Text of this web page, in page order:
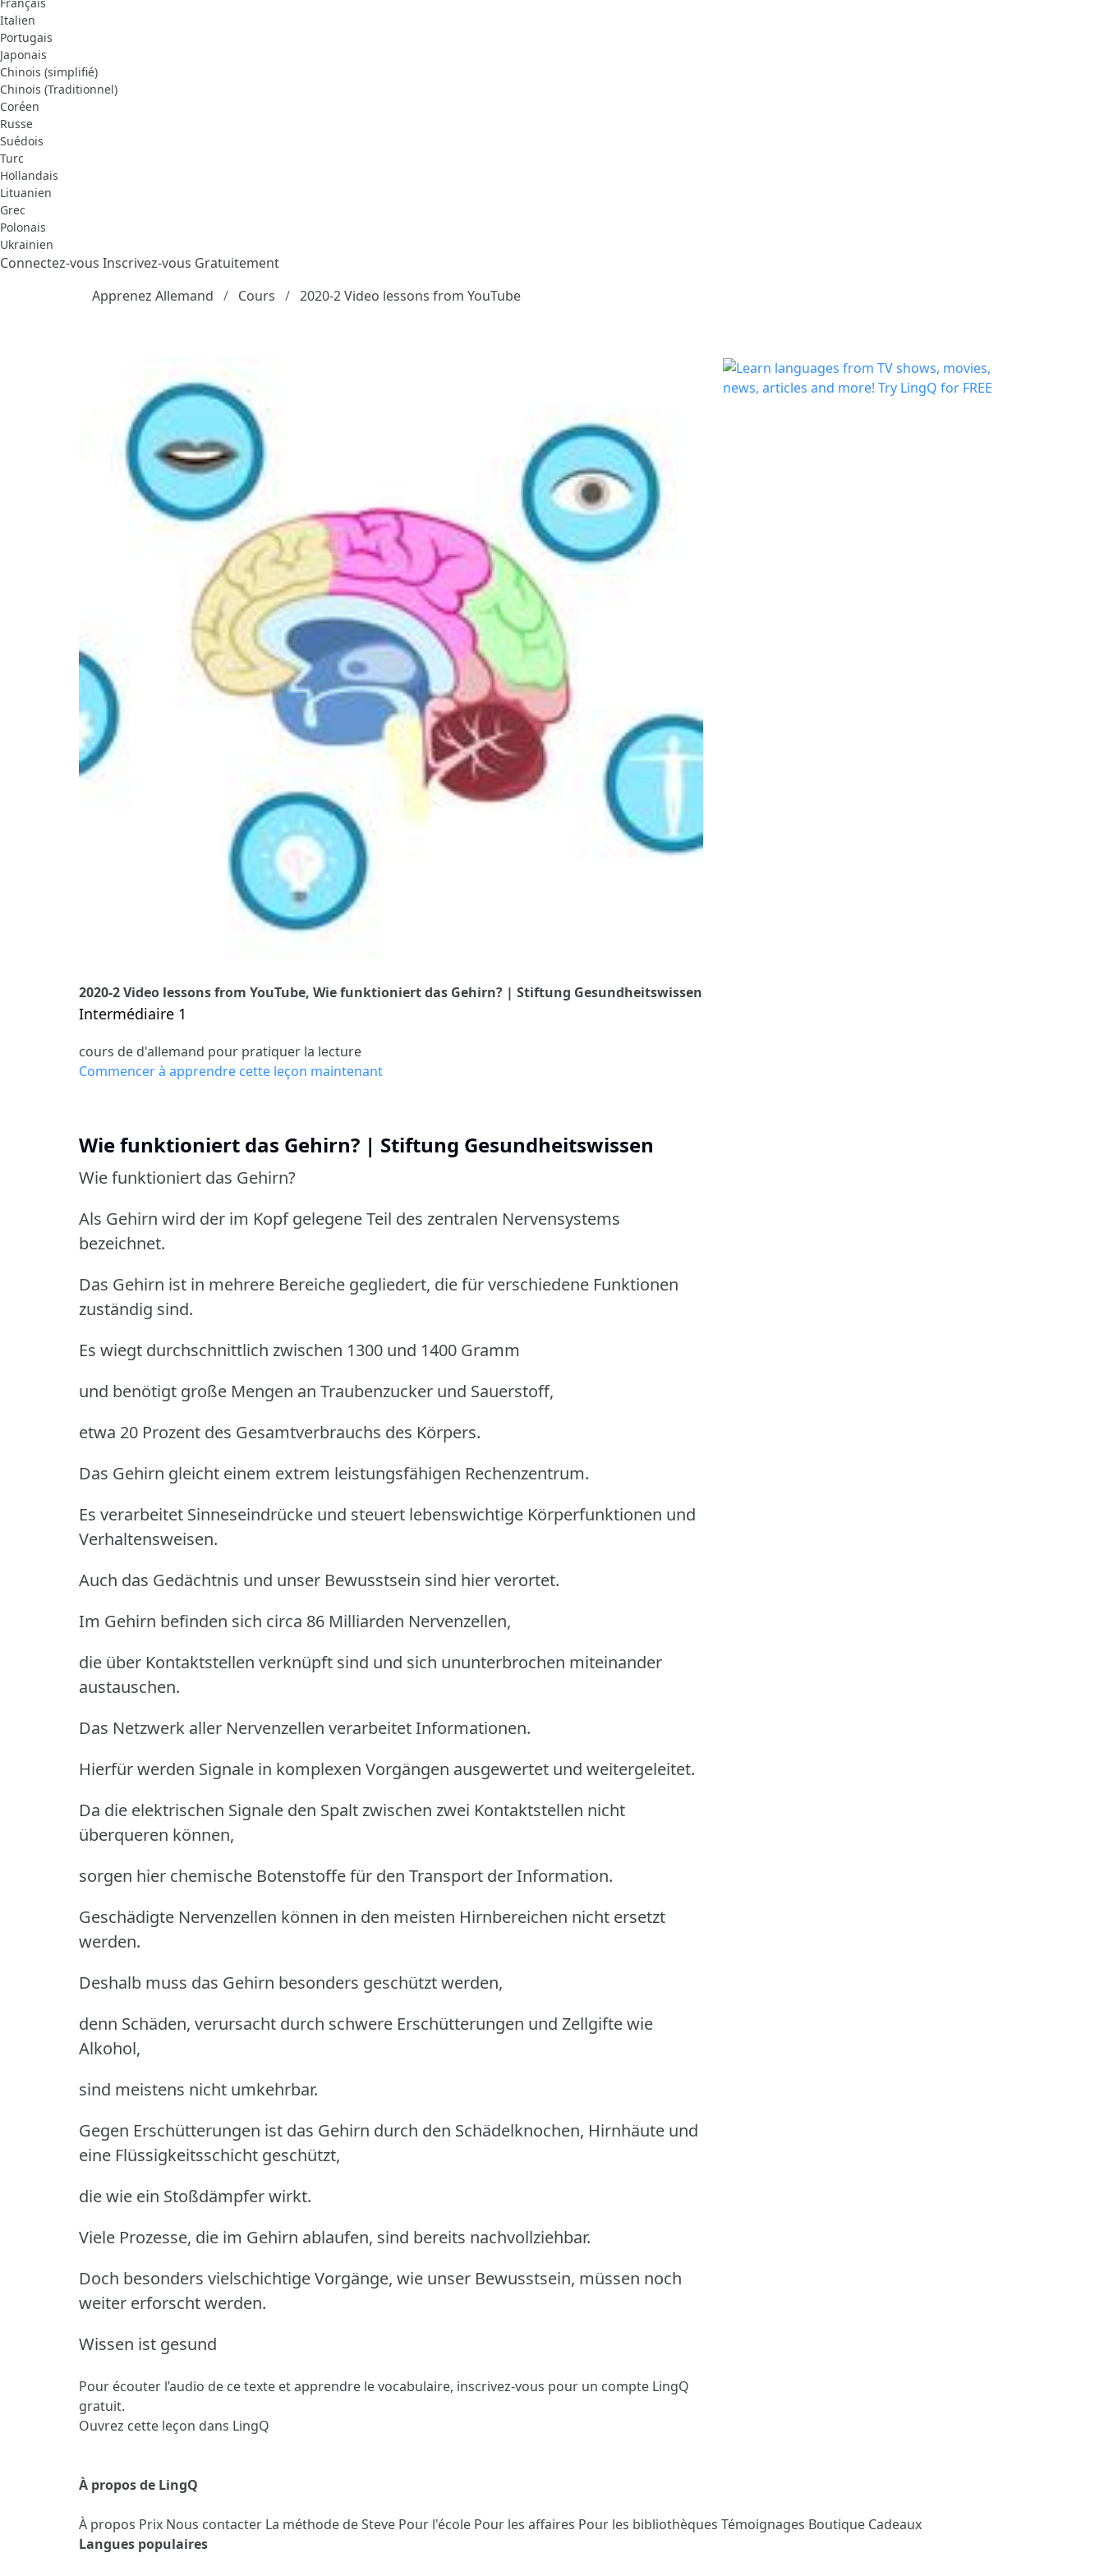
Italien
Portugais
Japonais
Chinois (simplifié)
Chinois (Traditionnel)
Coréen
Russe
Suédois
Turc
Hollandais
Lituanien
Grec
Polonais
Ukrainien
Connectez-vous Inscrivez-vous Gratuitement
Apprenez Allemand
Cours 2020-2 Video lessons from YouTube
2020-2 Video lessons from YouTube, Wie funktioniert das Gehirn? | Stiftung Gesundheitswissen
Intermédiaire 1
cours de d'allemand pour pratiquer la lecture
Commencer à apprendre cette leçon maintenant
Wie funktioniert das Gehirn? | Stiftung Gesundheitswissen
Wie funktioniert das Gehirn?
Als Gehirn wird der im Kopf gelegene Teil des zentralen Nervensystems
bezeichnet.
Das Gehirn ist in mehrere Bereiche gegliedert, die für verschiedene Funktionen
zuständig sind.
Es wiegt durchschnittlich zwischen 1300 und 1400 Gramm
und benötigt große Mengen an Traubenzucker und Sauerstoff,
etwa 20 Prozent des Gesamtverbrauchs des Körpers.
Das Gehirn gleicht einem extrem leistungsfähigen Rechenzentrum.
Es verarbeitet Sinneseindrücke und steuert lebenswichtige Körperfunktionen und
Verhaltensweisen.
Auch das Gedächtnis und unser Bewusstsein sind hier verortet.
Im Gehirn befinden sich circa 86 Milliarden Nervenzellen,
die über Kontaktstellen verknüpft sind und sich ununterbrochen miteinander
austauschen.
Das Netzwerk aller Nervenzellen verarbeitet Informationen.
Hierfür werden Signale in komplexen Vorgängen ausgewertet und weitergeleitet.
Da die elektrischen Signale den Spalt zwischen zwei Kontaktstellen nicht
überqueren können,
sorgen hier chemische Botenstoffe für den Transport der Information.
Geschädigte Nervenzellen können in den meisten Hirnbereichen nicht ersetzt
werden.
Deshalb muss das Gehirn besonders geschützt werden,
denn Schäden, verursacht durch schwere Erschütterungen und Zellgifte wie
Alkohol,
sind meistens nicht umkehrbar.
Gegen Erschütterungen ist das Gehirn durch den Schädelknochen, Hirnhäute und
eine Flüssigkeitsschicht geschützt,
die wie ein Stoßdämpfer wirkt.
Viele Prozesse, die im Gehirn ablaufen, sind bereits nachvollziehbar.
Doch besonders vielschichtige Vorgänge, wie unser Bewusstsein, müssen noch
weiter erforscht werden.
Wissen ist gesund
Pour écouter l’audio de ce texte et apprendre le vocabulaire, inscrivez-vous pour un compte LingQ
gratuit.
Ouvrez cette leçon dans LingQ
À propos de LingQ
À propos Prix Nous contacter La méthode de Steve Pour l'école Pour les affaires Pour les bibliothèques Témoignages Boutique Cadeaux
Langues populaires